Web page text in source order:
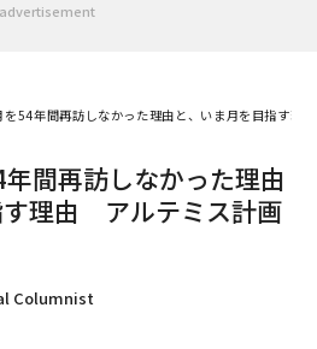
advertisement
を54年間再訪しなかった理由と、いま月を目指す理
間再訪しなかった理由
す理由 アルテミス計画
Columnist